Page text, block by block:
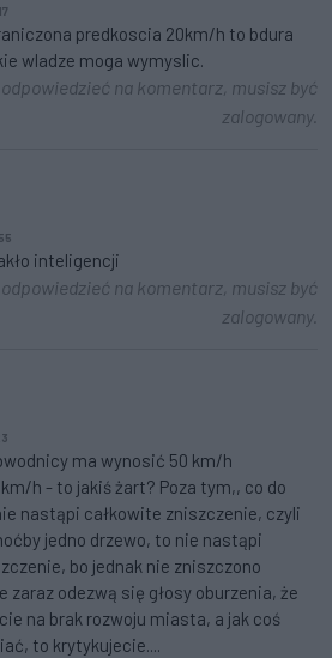
predkoscia 20km/h to bdura
wladze moga wymyslic.
odpowiedzieć na komentarz, musisz być
zalogowany.
inteligencji
odpowiedzieć na komentarz, musisz być
zalogowany.
ma wynosić 50 km/h
h - to jakiś żart? Poza tym,, co do
nastąpi całkowite zniszczenie, czyli
jedno drzewo, to nie nastąpi
bo jednak nie zniszczono
zaraz odezwą się głosy oburzenia, że
na brak rozwoju miasta, a jak coś
to krytykujecie....